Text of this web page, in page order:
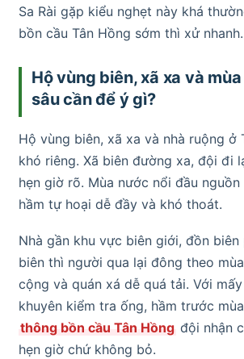
Sa Rài gặp kiểu nghẹt này khá
bồn cầu Tân Hồng sớm thì xử nhanh.
Hộ vùng biên, xã xa và
sâu cần để ý gì?
Hộ vùng biên, xã xa và nhà ruộng ở
khó riêng. Xã biên đường xa, đội đi
hẹn giờ rõ. Mùa nước nổi đầu
hầm tự hoại dễ đầy và khó thoát.
Nhà gần khu vực biên giới, đồn
biên thì người qua lại đông theo
cộng và quán xá dễ quá tải. Với
khuyên kiểm tra ống, hầm trước
thông bồn cầu Tân Hồng đội nhận
hẹn giờ chứ không bỏ.